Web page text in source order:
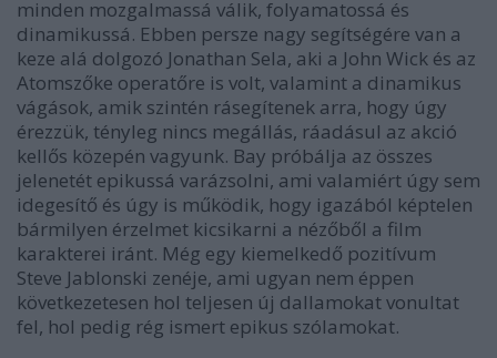
minden mozgalmassá válik, folyamatossá és
dinamikussá. Ebben persze nagy segítségére van a
keze alá dolgozó Jonathan Sela, aki a John Wick és az
Atomszőke operatőre is volt, valamint a dinamikus
vágások, amik szintén rásegítenek arra, hogy úgy
érezzük, tényleg nincs megállás, ráadásul az akció
kellős közepén vagyunk. Bay próbálja az összes
jelenetét epikussá varázsolni, ami valamiért úgy sem
idegesítő és úgy is működik, hogy igazából képtelen
bármilyen érzelmet kicsikarni a nézőből a film
karakterei iránt. Még egy kiemelkedő pozitívum
Steve Jablonski zenéje, ami ugyan nem éppen
következetesen hol teljesen új dallamokat vonultat
fel, hol pedig rég ismert epikus szólamokat.